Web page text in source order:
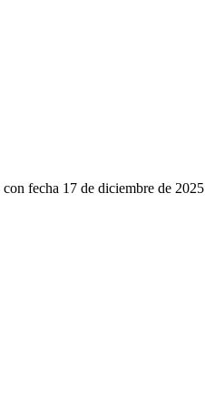
fecha 17 de diciembre de 2025